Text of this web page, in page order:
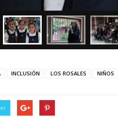
INCLUSIÓN LOS ROSALES NIÑOS